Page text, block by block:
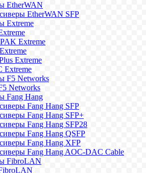
EtherWAN
EtherWAN SFP
Extreme
Extreme
Extreme
Extreme
F5 Networks
Networks
Fang Hang
Fang Hang SFP
Fang Hang SFP+
Fang Hang SFP28
Fang Hang QSFP
Fang Hang XFP
Fang Hang AOC-DAC Cable
FibroLAN